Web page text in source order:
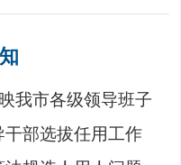
我市各级领导班子
部选拔任用工作